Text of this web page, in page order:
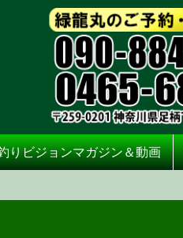
りビジョンマガジン＆動画